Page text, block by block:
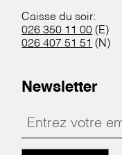
Caisse du soir:
026 350 11 00 (E)
026 407 51 51 (N)
Newsletter